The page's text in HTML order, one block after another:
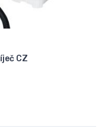
CZ